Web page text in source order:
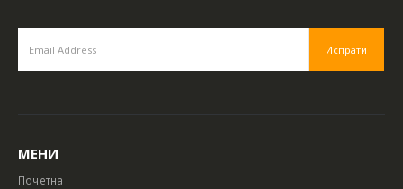
МЕНИ
Почетна